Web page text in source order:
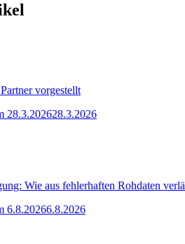
vorgestellt
28.3.2026
Wie aus fehlerhaften Rohdaten
6.8.2026